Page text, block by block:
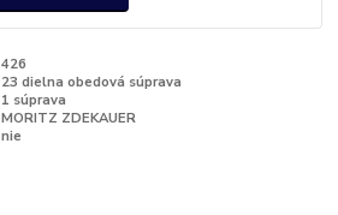
426
23 dielna obedová súprava
1 súprava
MORITZ ZDEKAUER
nie